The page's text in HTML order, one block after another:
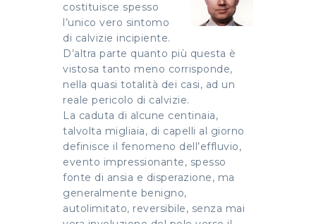
costituisce spesso
l’unico vero sintomo
di calvizie incipiente.
D’altra parte quanto più questa è
vistosa tanto meno corrisponde,
nella quasi totalità dei casi, ad un
reale pericolo di calvizie.
La caduta di alcune centinaia,
talvolta migliaia, di capelli al giorno
definisce il fenomeno dell’effluvio,
evento impressionante, spesso
fonte di ansia e disperazione, ma
generalmente benigno,
autolimitato, reversibile, senza mai